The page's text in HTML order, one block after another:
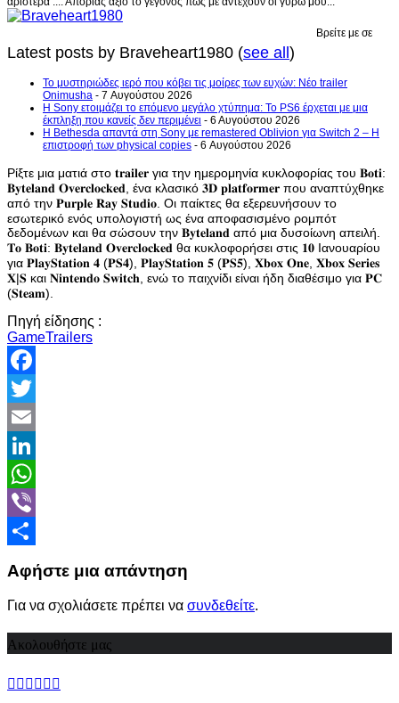
Βρείτε με σε
Latest posts by Braveheart1980 (see all)
Το μυστηριώδες ιερό που κόβει τις μοίρες των ευχών: Νέο trailer
Onimusha - 7 Αυγούστου 2026
Η Sony ετοιμάζει το επόμενο μεγάλο χτύπημα: Το PS6 έρχεται με μια
έκπληξη που κανείς δεν περιμένει - 6 Αυγούστου 2026
Η Bethesda απαντά στη Sony με remastered Oblivion για Switch 2 – Η
επιστροφή των physical copies - 6 Αυγούστου 2026
Ρίξτε μια ματιά στο 𝐭𝐫𝐚𝐢𝐥𝐞𝐫 για την ημερομηνία κυκλοφορίας του 𝐁𝐨𝐭𝐢:
𝐁𝐲𝐭𝐞𝐥𝐚𝐧𝐝 𝐎𝐯𝐞𝐫𝐜𝐥𝐨𝐜𝐤𝐞𝐝, ένα κλασικό 𝟑𝐃 𝐩𝐥𝐚𝐭𝐟𝐨𝐫𝐦𝐞𝐫 που αναπτύχθηκε
από την 𝐏𝐮𝐫𝐩𝐥𝐞 𝐑𝐚𝐲 𝐒𝐭𝐮𝐝𝐢𝐨. Οι παίκτες θα εξερευνήσουν το
εσωτερικό ενός υπολογιστή ως ένα αποφασισμένο ρομπότ
δεδομένων και θα σώσουν την 𝐁𝐲𝐭𝐞𝐥𝐚𝐧𝐝 από μια δυσοίωνη απειλή.
𝐓𝐨 𝐁𝐨𝐭𝐢: 𝐁𝐲𝐭𝐞𝐥𝐚𝐧𝐝 𝐎𝐯𝐞𝐫𝐜𝐥𝐨𝐜𝐤𝐞𝐝 θα κυκλοφορήσει στις 𝟏𝟎 Ιανουαρίου
για 𝐏𝐥𝐚𝐲𝐒𝐭𝐚𝐭𝐢𝐨𝐧 𝟒 (𝐏𝐒𝟒), 𝐏𝐥𝐚𝐲𝐒𝐭𝐚𝐭𝐢𝐨𝐧 𝟓 (𝐏𝐒𝟓), 𝐗𝐛𝐨𝐱 𝐎𝐧𝐞, 𝐗𝐛𝐨𝐱 𝐒𝐞𝐫𝐢𝐞𝐬
𝐗|𝐒 και 𝐍𝐢𝐧𝐭𝐞𝐧𝐝𝐨 𝐒𝐰𝐢𝐭𝐜𝐡, ενώ το παιχνίδι είναι ήδη διαθέσιμο για 𝐏𝐂
(𝐒𝐭𝐞𝐚𝐦).
Πηγή είδησης :
GameTrailers
Facebook
Twitter
Email
LinkedIn
WhatsApp
Viber
Αφήστε μια απάντηση
Για να σχολιάσετε πρέπει να συνδεθείτε.
Ακολουθήστε μας